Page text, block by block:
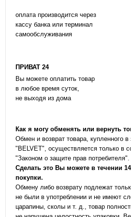
оплата производится через
кассу банка или терминал
самообслуживания
ПРИВАТ 24
Вы можете оплатить товар
в любое время суток,
не выходя из дома
Как я могу обменять или вернуть
Обмен и возврат товара, купленного в
"BELVET", осуществляется только в
"Законом о защите прав потребителя".
Сделать это Вы можете в течении
покупки.
Обмену либо возврату подлежат
не были в употреблении и не имеют
царапины, сколы и т. д., товар